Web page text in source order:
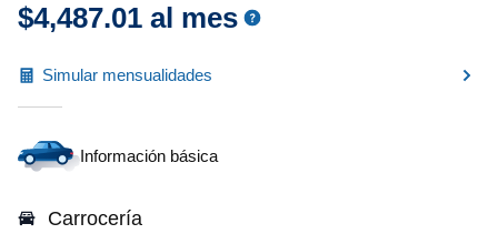
$4,487.01 al mes
Simular mensualidades
Información básica
Carrocería